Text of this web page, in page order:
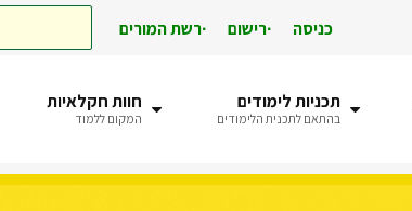
כניסה רישום רשת המורים
תכניות לימודים
בהתאם לתכנית הלימודים
חוות חקלאיות
המקום ללמוד